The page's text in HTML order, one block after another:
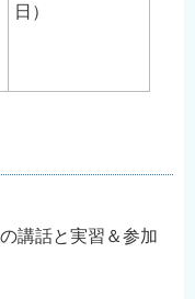
日）
講話と実習＆参加